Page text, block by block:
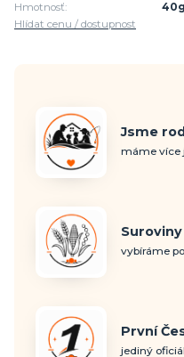
Hmotnosť:
40g
Hlídat cenu / dostupnost
Jsme
máme více
Suroviny
vybíráme
První
jediný